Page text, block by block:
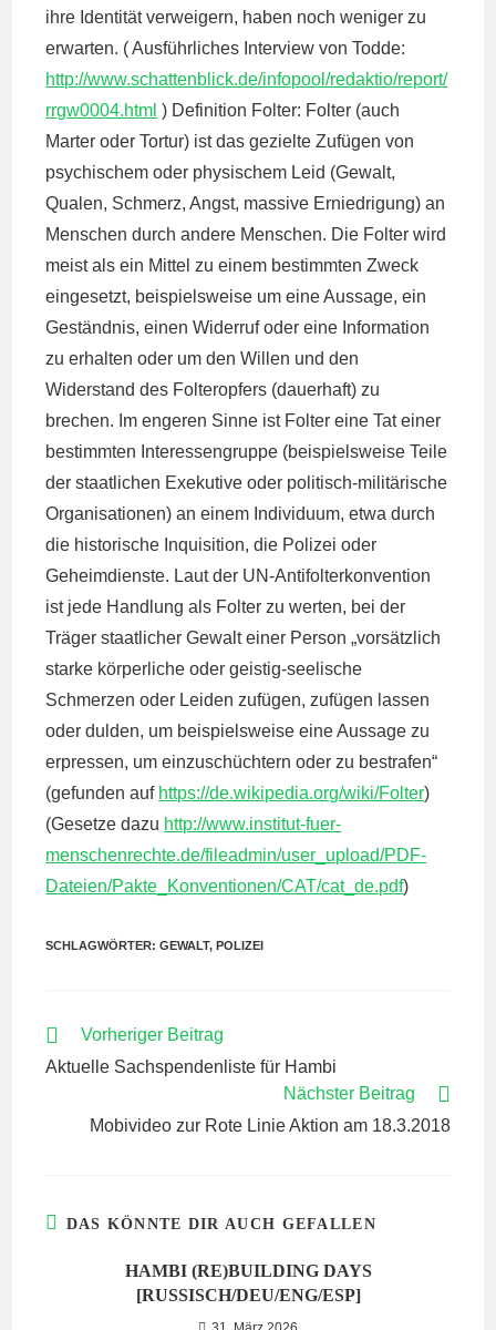
ihre Identität verweigern, haben noch weniger zu
erwarten. ( Ausführliches Interview von Todde:
http://www.schattenblick.de/infopool/redaktio/report/
rrgw0004.html ) Definition Folter: Folter (auch
Marter oder Tortur) ist das gezielte Zufügen von
psychischem oder physischem Leid (Gewalt,
Qualen, Schmerz, Angst, massive Erniedrigung) an
Menschen durch andere Menschen. Die Folter wird
meist als ein Mittel zu einem bestimmten Zweck
eingesetzt, beispielsweise um eine Aussage, ein
Geständnis, einen Widerruf oder eine Information
zu erhalten oder um den Willen und den
Widerstand des Folteropfers (dauerhaft) zu
brechen. Im engeren Sinne ist Folter eine Tat einer
bestimmten Interessengruppe (beispielsweise Teile
der staatlichen Exekutive oder politisch-militärische
Organisationen) an einem Individuum, etwa durch
die historische Inquisition, die Polizei oder
Geheimdienste. Laut der UN-Antifolterkonvention
ist jede Handlung als Folter zu werten, bei der
Träger staatlicher Gewalt einer Person „vorsätzlich
starke körperliche oder geistig-seelische
Schmerzen oder Leiden zufügen, zufügen lassen
oder dulden, um beispielsweise eine Aussage zu
erpressen, um einzuschüchtern oder zu bestrafen“
(gefunden auf https://de.wikipedia.org/wiki/Folter)
(Gesetze dazu http://www.institut-fuer-
menschenrechte.de/fileadmin/user_upload/PDF-
Dateien/Pakte_Konventionen/CAT/cat_de.pdf)
SCHLAGWÖRTER:GEWALT, POLIZEI
WEITERE
ANSEHEN
Vorheriger Beitrag
Aktuelle Sachspendenliste für Hambi
Nächster Beitrag
Mobivideo zur Rote Linie Aktion am 18.3.2018
DAS KÖNNTE DIR AUCH GEFALLEN
HAMBI (RE)BUILDING DAYS
[RUSSISCH/DEU/ENG/ESP]